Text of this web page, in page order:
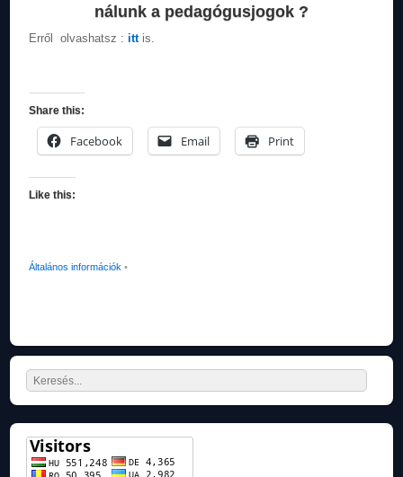
nálunk a pedagógusjogok ?
Erről olvashatsz :itt is.
Share this:
Facebook Email Print
Like this:
Általános információk •